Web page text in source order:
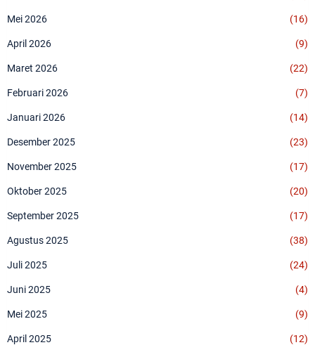
Mei 2026 (16)
April 2026 (9)
Maret 2026 (22)
Februari 2026 (7)
Januari 2026 (14)
Desember 2025 (23)
November 2025 (17)
Oktober 2025 (20)
September 2025 (17)
Agustus 2025 (38)
Juli 2025 (24)
Juni 2025 (4)
Mei 2025 (9)
April 2025 (12)